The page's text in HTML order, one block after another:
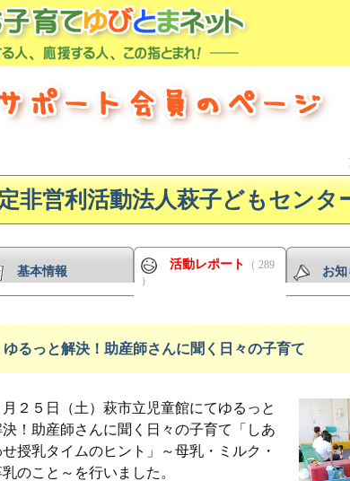
非営利活動法人萩子どもセンタ
基本情報 活動レポート
（ 289
）
お
ゆるっと解決！助産師さんに聞く日々の子育て
月２５日（土）萩市立児童館にてゆるっと
決！助産師さんに聞く日々の子育て「しあ
せ授乳タイムのヒント」～母乳・ミルク・
のこと～を行いました。